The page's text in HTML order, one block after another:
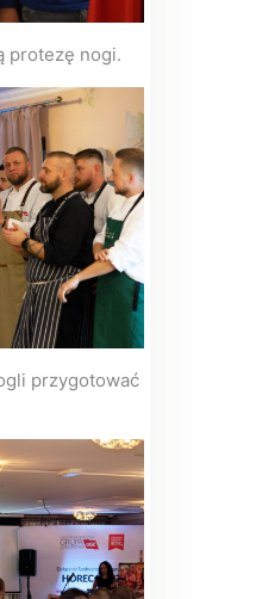
protezę nogi.
przygotować